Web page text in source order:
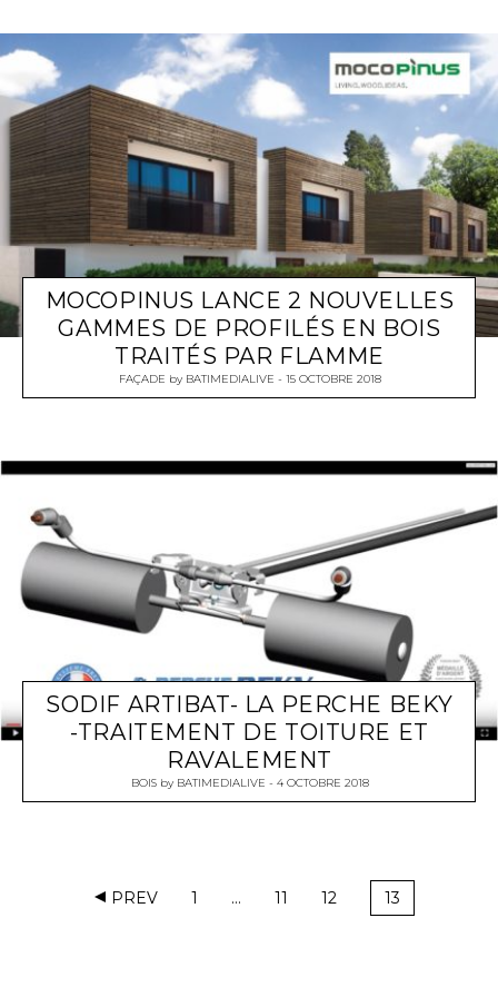
MOCOPINUS LANCE 2 NOUVELLES
GAMMES DE PROFILÉS EN BOIS
TRAITÉS PAR FLAMME
FAÇADE by BATIMEDIALIVE 15 OCTOBRE 2018
SODIF ARTIBAT- LA PERCHE BEKY
-TRAITEMENT DE TOITURE ET
RAVALEMENT
BOISby BATIMEDIALIVE 4 OCTOBRE 2018
PREV 1 … 11 12 13